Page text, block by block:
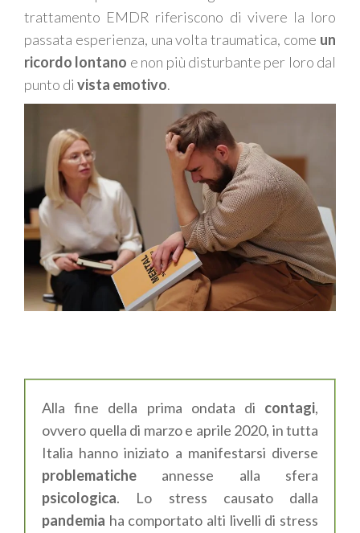
trattamento EMDR riferiscono di vivere la loro
passata esperienza, una volta traumatica, come un
ricordo lontano e non più disturbante per loro dal
punto di vista emotivo.
Alla fine della prima ondata di contagi,
ovvero quella di marzo e aprile 2020, in tutta
Italia hanno iniziato a manifestarsi diverse
problematiche annesse alla sfera
psicologica. Lo stress causato dalla
pandemia ha comportato alti livelli di stress